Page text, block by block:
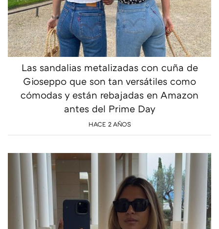
Las sandalias metalizadas con cuña de
Gioseppo que son tan versátiles como
cómodas y están rebajadas en Amazon
antes del Prime Day
HACE 2 AÑOS